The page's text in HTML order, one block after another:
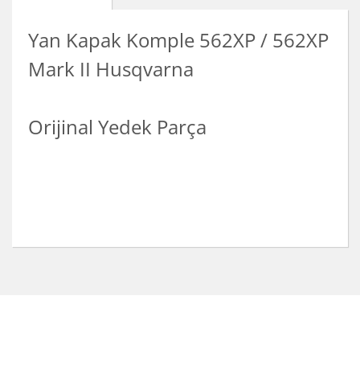
Yan Kapak Komple 562XP / 562XP
Mark II Husqvarna
Orijinal Yedek Parça